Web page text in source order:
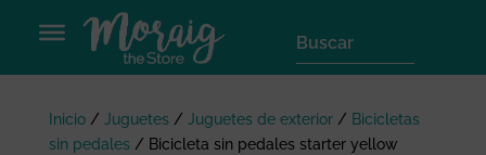
Inicio/ Juguetes / Juguetes de exterior/ Bicicletas
sin pedales / Bicicleta sin pedales starter yellow